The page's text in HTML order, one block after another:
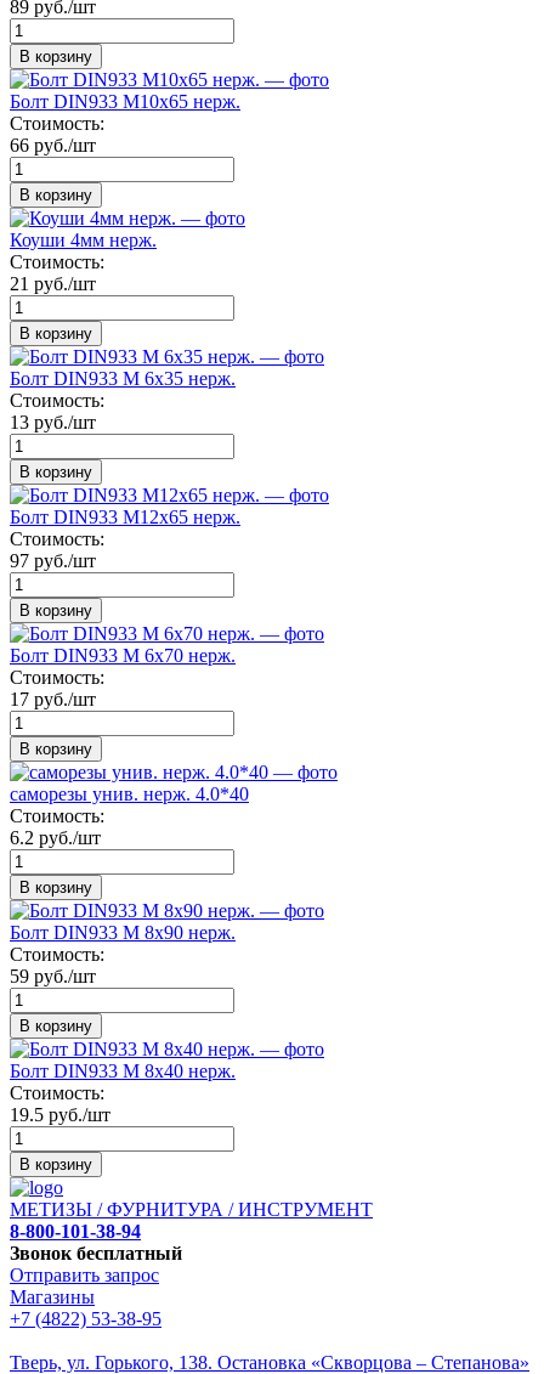
89 руб./шт
В корзину
Болт DIN933 М10х65 нерж.
Стоимость:
66 руб./шт
В корзину
Коуши 4мм нерж.
Стоимость:
21 руб./шт
В корзину
Болт DIN933 М 6х35 нерж.
Стоимость:
13 руб./шт
В корзину
Болт DIN933 М12х65 нерж.
Стоимость:
97 руб./шт
В корзину
Болт DIN933 М 6х70 нерж.
Стоимость:
17 руб./шт
В корзину
саморезы унив. нерж. 4.0*40
Стоимость:
6.2 руб./шт
В корзину
Болт DIN933 М 8х90 нерж.
Стоимость:
59 руб./шт
В корзину
Болт DIN933 М 8х40 нерж.
Стоимость:
19.5 руб./шт
В корзину
МЕТИЗЫ / ФУРНИТУРА / ИНСТРУМЕНТ
8-800-101-38-94
Звонок бесплатный
Отправить запрос
Магазины
+7 (4822) 53-38-95
Тверь, ул. Горького, 138. Остановка «Скворцова – Степанова»